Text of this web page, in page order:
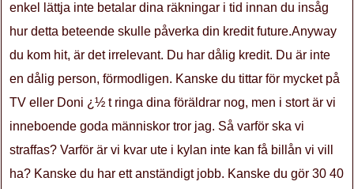
enkel lättja inte betalar dina räkningar i tid innan du insåg
hur detta beteende skulle påverka din kredit future.Anyway
du kom hit, är det irrelevant. Du har dålig kredit. Du är inte
en dålig person, förmodligen. Kanske du tittar för mycket på
TV eller Doni ¿½ t ringa dina föräldrar nog, men i stort är vi
inneboende goda människor tror jag. Så varför ska vi
straffas? Varför är vi kvar ute i kylan inte kan få billån vi vill
ha? Kanske du har ett anständigt jobb. Kanske du gör 30 40